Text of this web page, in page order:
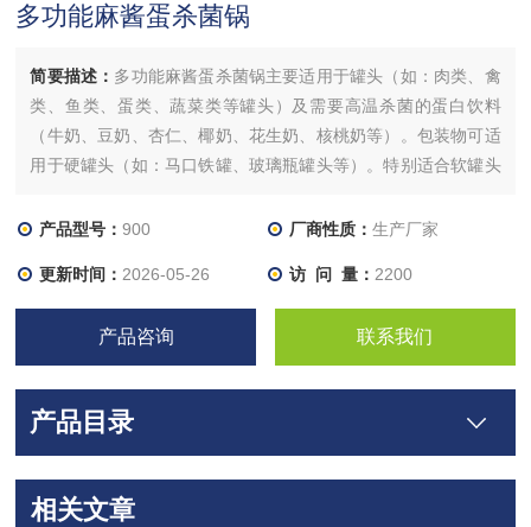
多功能麻酱蛋杀菌锅
简要描述： 多功能麻酱蛋杀菌锅主要适用于罐头（如：肉类、禽
类、鱼类、蛋类、蔬菜类等罐头）及需要高温杀菌的蛋白饮料
（牛奶、豆奶、杏仁、椰奶、花生奶、核桃奶等）。包装物可适
用于硬罐头（如：马口铁罐、玻璃瓶罐头等）。特别适合软罐头
产品型号：900 厂商性质： 生产厂家
更新时间： 2026-05-26 访 问 量： 2200
产品咨询 联系我们
产品目录
相关文章